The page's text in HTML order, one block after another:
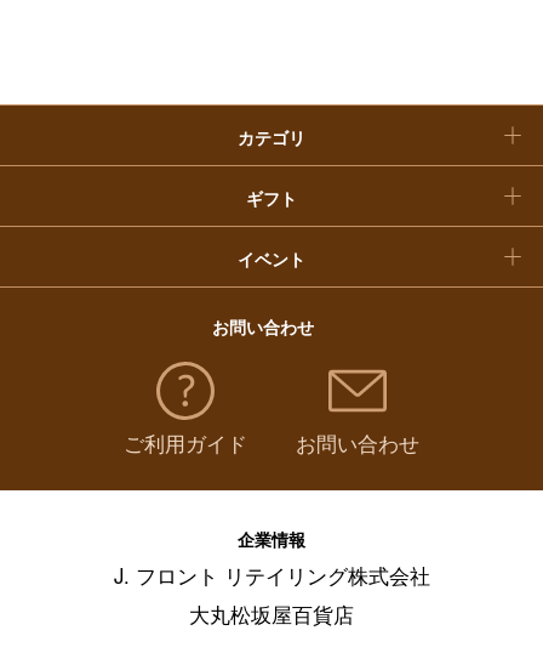
カテゴリ
ギフト
イベント
福袋
お問い合わせ
ご利用ガイド お問い合わせ
企業情報
J. フロント リテイリング株式会社
大丸松坂屋百貨店